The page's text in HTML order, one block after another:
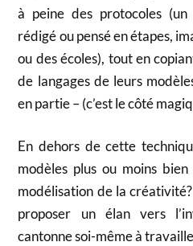
à peine des protocoles
rédigé ou pensé en étapes,
ou des écoles), tout en
de langages de leurs
en partie – (c’est le côté
En dehors de cette
modèles plus ou moins
modélisation de la
proposer un élan vers
cantonne soi-même à